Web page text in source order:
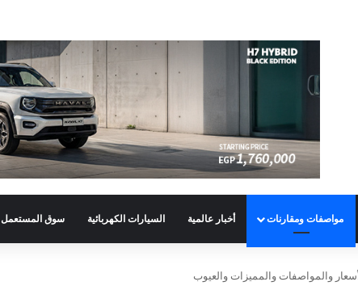
مواصفات ومقارنات أخبار عالمية السيارات الكهربائية سوق المستعمل